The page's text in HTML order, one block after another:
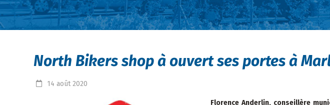
North Bikers shop à ouvert ses portes à
14 août 2020
Florence Anderlin, conseillère